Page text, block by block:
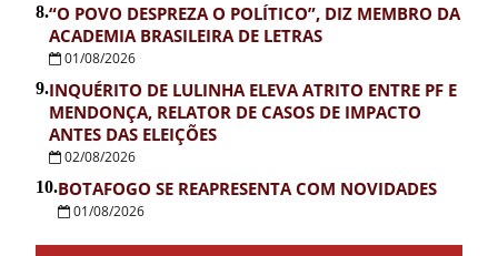
8.“O POVO DESPREZA O POLÍTICO”, DIZ MEMBRO DA
ACADEMIA BRASILEIRA DE LETRAS
01/08/2026
9.INQUÉRITO DE LULINHA ELEVA ATRITO ENTRE PF E
MENDONÇA, RELATOR DE CASOS DE IMPACTO
ANTES DAS ELEIÇÕES
02/08/2026
10.BOTAFOGO SE REAPRESENTA COM NOVIDADES
01/08/2026